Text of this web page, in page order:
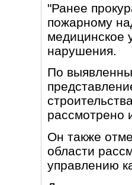
"Ранее
пожарному
медицинское
нарушения.
По
рассмотрено
Он также
области
управлению